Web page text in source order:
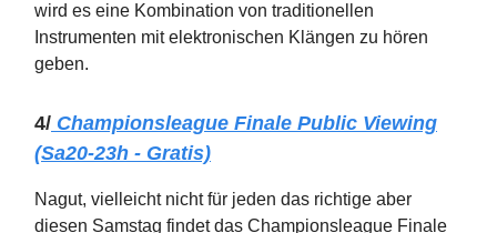
wird es eine Kombination von traditionellen
Instrumenten mit elektronischen Klängen zu hören
geben.
4/ Championsleague Finale Public Viewing
(Sa20-23h - Gratis)
Nagut, vielleicht nicht für jeden das richtige aber
diesen Samstag findet das Championsleague Finale